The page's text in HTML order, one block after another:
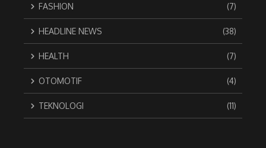
FASHION (7)
HEADLINE NEWS (38)
HEALTH (7)
OTOMOTIF (4)
TEKNOLOGI (11)